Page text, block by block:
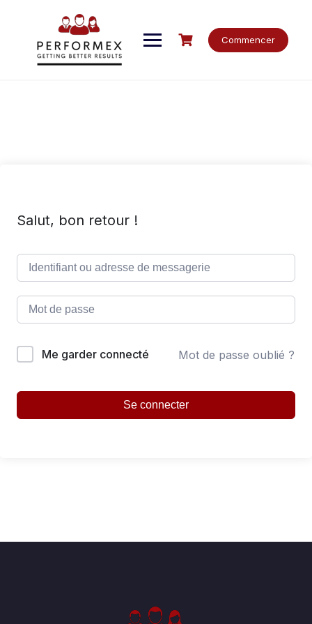
Commencer
Salut, bon retour !
Me garder connecté Mot de passe oublié ?
Se connecter